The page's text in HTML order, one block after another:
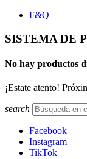
F&Q
SISTEMA DE
No hay productos
¡Estate atento!
search
Facebook
Instagram
TikTok